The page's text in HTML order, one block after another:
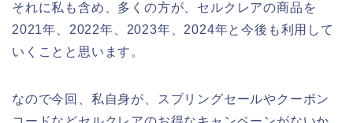
それに私も含め、多くの方が、セルクレアの商品を
2021年、2022年、2023年、2024年と今後も利用して
いくことと思います。
なので今回、私自身が、スプリングセールやクーポン